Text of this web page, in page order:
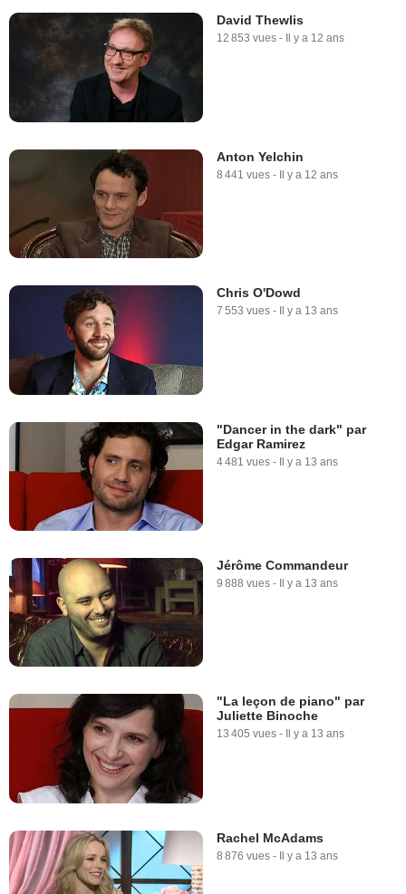
David Thewlis
12 853 vues - Il y a 12 ans
Anton Yelchin
8 441 vues - Il y a 12 ans
Chris O'Dowd
7 553 vues - Il y a 13 ans
"Dancer in the dark" par
Edgar Ramirez
4 481 vues - Il y a 13 ans
Jérôme Commandeur
9 888 vues - Il y a 13 ans
"La leçon de piano" par
Juliette Binoche
13 405 vues - Il y a 13 ans
Rachel McAdams
8 876 vues - Il y a 13 ans